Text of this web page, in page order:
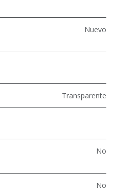
Nuevo
Transparente
No
No